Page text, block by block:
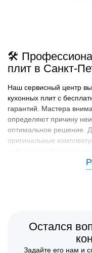
🛠️
плит в Санкт-
Наш сервисный центр
кухонных плит с
гарантий. Мастера
определяют причину
оптимальное решение.
оригинальные
сервис за качественный
удобное расположение
Мы проводим ремонт
Остался
Задайте его нам и